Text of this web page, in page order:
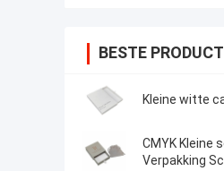
BESTE
Kleine witte
CMYK Kleine
Verpakking